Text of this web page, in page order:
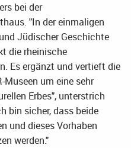
bei der
"In der einmaligen
Jüdischer Geschichte
die rheinische
Es ergänzt und vertieft die
Museen um eine sehr
Erbes", unterstrich
bin sicher, dass beide
und dieses Vorhaben
werden."